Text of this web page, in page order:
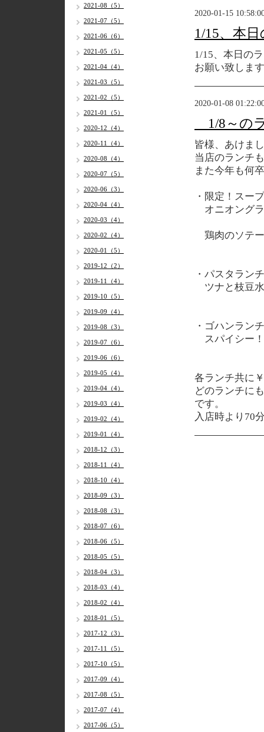
2020-01-15
1/15、本
1/15、本日の
お願い致しま
2020-01-08
1/8～の
皆様、あけま
当店のランチ
また今年も何
・限定！スー
オニオング
鶏肉のソテ
・パスタランチ
ツナと枝豆
・ゴハンランチ
スパイシー
各ランチ共に
どのランチに
です。
入店時より70
2021-08（5）
2021-07（5）
2021-06（6）
2021-05（5）
2021-04（4）
2021-03（5）
2021-02（5）
2021-01（5）
2020-12（4）
2020-11（4）
2020-08（4）
2020-07（5）
2020-06（3）
2020-04（4）
2020-03（4）
2020-02（4）
2020-01（5）
2019-12（2）
2019-11（4）
2019-10（5）
2019-09（4）
2019-08（3）
2019-07（6）
2019-06（6）
2019-05（4）
2019-04（4）
2019-03（4）
2019-02（4）
2019-01（4）
2018-12（3）
2018-11（4）
2018-10（4）
2018-09（3）
2018-08（3）
2018-07（6）
2018-06（5）
2018-05（5）
2018-04（3）
2018-03（4）
2018-02（4）
2018-01（5）
2017-12（3）
2017-11（5）
2017-10（5）
2017-09（4）
2017-08（5）
2017-07（4）
2017-06（5）